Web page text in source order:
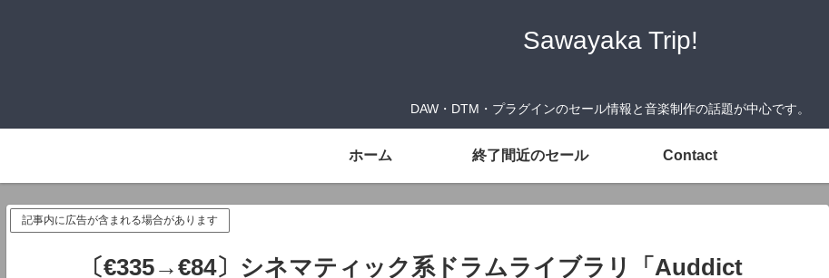
Sawayaka Trip!
DAW・DTM・プラグインのセール情報と音楽制作の話題が中心です。
ホーム 終了間近のセール Contact
記事内に広告が含まれる場合があります
〔€335→€84〕シネマティック系ドラムライブラリ「Auddict